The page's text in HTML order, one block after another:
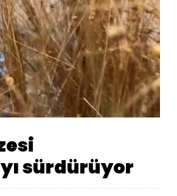
Oynatma
Hızı
sürdürüyor